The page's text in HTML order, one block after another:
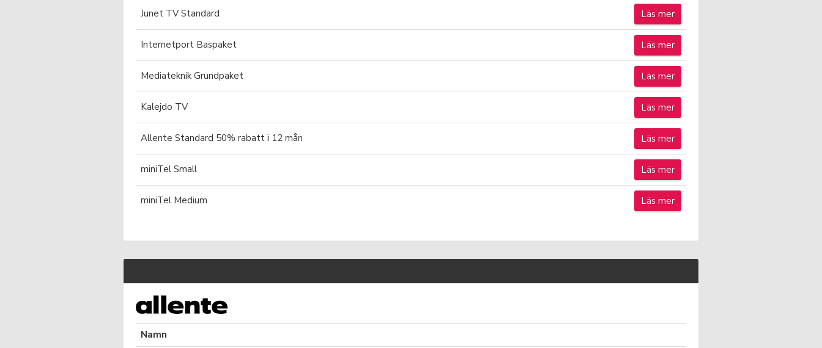
Junet TV Standard Läs mer
Internetport Baspaket Läs mer
Mediateknik Grundpaket Läs mer
Kalejdo TV Läs mer
Allente Standard 50% rabatt i 12 mån Läs mer
miniTel Small Läs mer
miniTel Medium Läs mer
Namn